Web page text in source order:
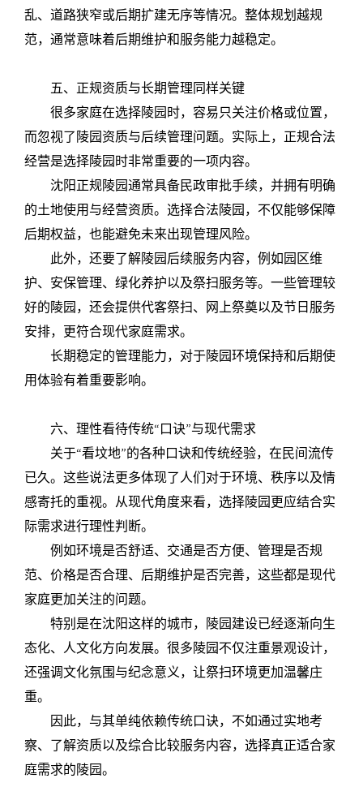
乱、道路狭窄或后期扩建无序等情况。整体规划越规
范，通常意味着后期维护和服务能力越稳定。
五、正规资质与长期管理同样关键
很多家庭在选择陵园时，容易只关注价格或位置，
而忽视了陵园资质与后续管理问题。实际上，正规合法
经营是选择陵园时非常重要的一项内容。
沈阳正规陵园通常具备民政审批手续，并拥有明确
的土地使用与经营资质。选择合法陵园，不仅能够保障
后期权益，也能避免未来出现管理风险。
此外，还要了解陵园后续服务内容，例如园区维
护、安保管理、绿化养护以及祭扫服务等。一些管理较
好的陵园，还会提供代客祭扫、网上祭奠以及节日服务
安排，更符合现代家庭需求。
长期稳定的管理能力，对于陵园环境保持和后期使
用体验有着重要影响。
六、理性看待传统“口诀”与现代需求
关于“看坟地”的各种口诀和传统经验，在民间流传
已久。这些说法更多体现了人们对于环境、秩序以及情
感寄托的重视。从现代角度来看，选择陵园更应结合实
际需求进行理性判断。
例如环境是否舒适、交通是否方便、管理是否规
范、价格是否合理、后期维护是否完善，这些都是现代
家庭更加关注的问题。
特别是在沈阳这样的城市，陵园建设已经逐渐向生
态化、人文化方向发展。很多陵园不仅注重景观设计，
还强调文化氛围与纪念意义，让祭扫环境更加温馨庄
重。
因此，与其单纯依赖传统口诀，不如通过实地考
察、了解资质以及综合比较服务内容，选择真正适合家
庭需求的陵园。